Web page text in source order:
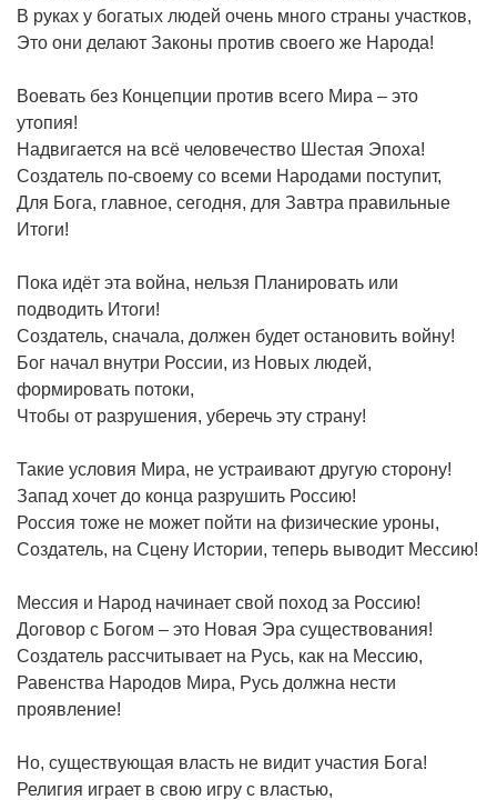
В руках у богатых людей очень много страны участков,
Это они делают Законы против своего же Народа!
Воевать без Концепции против всего Мира – это
утопия!
Надвигается на всё человечество Шестая Эпоха!
Создатель по-своему со всеми Народами поступит,
Для Бога, главное, сегодня, для Завтра правильные
Итоги!
Пока идёт эта война, нельзя Планировать или
подводить Итоги!
Создатель, сначала, должен будет остановить войну!
Бог начал внутри России, из Новых людей,
формировать потоки,
Чтобы от разрушения, уберечь эту страну!
Такие условия Мира, не устраивают другую сторону!
Запад хочет до конца разрушить Россию!
Россия тоже не может пойти на физические уроны,
Создатель, на Сцену Истории, теперь выводит Мессию!
Мессия и Народ начинает свой поход за Россию!
Договор с Богом – это Новая Эра существования!
Создатель рассчитывает на Русь, как на Мессию,
Равенства Народов Мира, Русь должна нести
проявление!
Но, существующая власть не видит участия Бога!
Религия играет в свою игру с властью,